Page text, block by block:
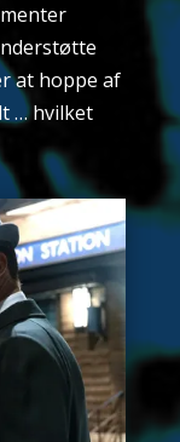
at hoppe af
… hvilket